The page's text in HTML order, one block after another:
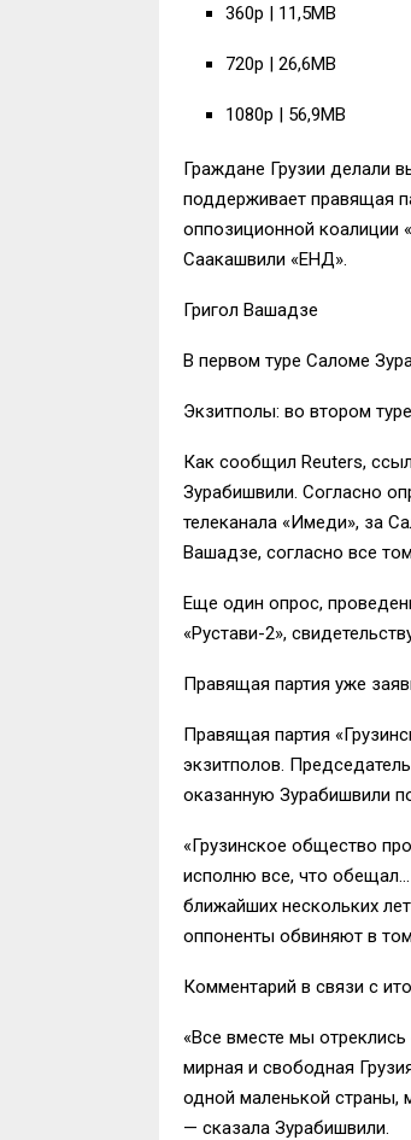
360p | 11,5MB
720p | 26,6MB
1080p | 56,9MB
Граждане Грузии делали
поддерживает правящая
оппозиционной коалиции
Саакашвили «ЕНД».
Григол Вашадзе
В первом туре Саломе
Экзитполы: во втором
Как сообщил Reuters,
Зурабишвили. Согласно
телеканала «Имеди», за
Вашадзе, согласно все
Еще один опрос,
«Рустави-2»,
Правящая партия уже
Правящая партия
экзитполов.
оказанную Зурабишвили
«Грузинское общество
исполню все, что обещал…
ближайших нескольких
оппоненты обвиняют в
Комментарий в связи с
«Все вместе мы
мирная и свободная
одной маленькой страны,
— сказала Зурабишвили.